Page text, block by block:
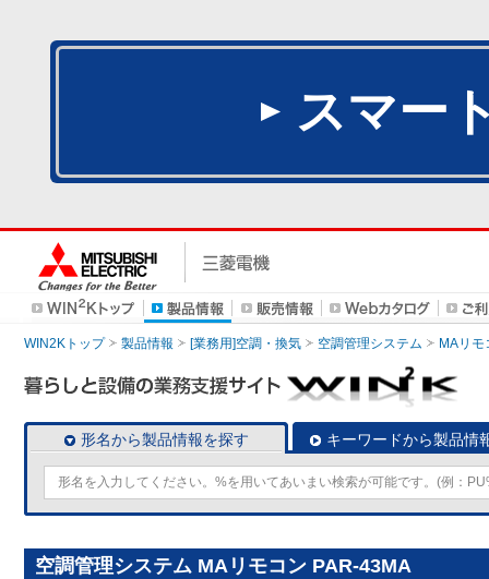
スマー
WIN2Kトップ 製品情報 [業務用]空調・換気 空調管理システム MAリモ
形名から製品情報を探す キーワードから製品情
空調管理システム MAリモコン PAR-43MA